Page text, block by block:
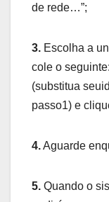
de rede…”;
3. Escolha a
cole o seguinte:
(substitua
passo1) e
4.Aguarde
5. Quando o